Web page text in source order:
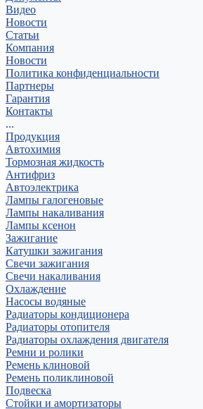
Видео
Новости
Статьи
Компания
Новости
Политика конфиденциальности
Партнеры
Гарантия
Контакты
...
Продукция
Автохимия
Тормозная жидкость
Антифриз
Автоэлектрика
Лампы галогеновые
Лампы накаливания
Лампы ксенон
Зажигание
Катушки зажигания
Свечи зажигания
Свечи накаливания
Охлаждение
Насосы водяные
Радиаторы кондиционера
Радиаторы отопителя
Радиаторы охлаждения двигателя
Ремни и ролики
Ремень клиновой
Ремень поликлиновой
Подвеска
Стойки и амортизаторы